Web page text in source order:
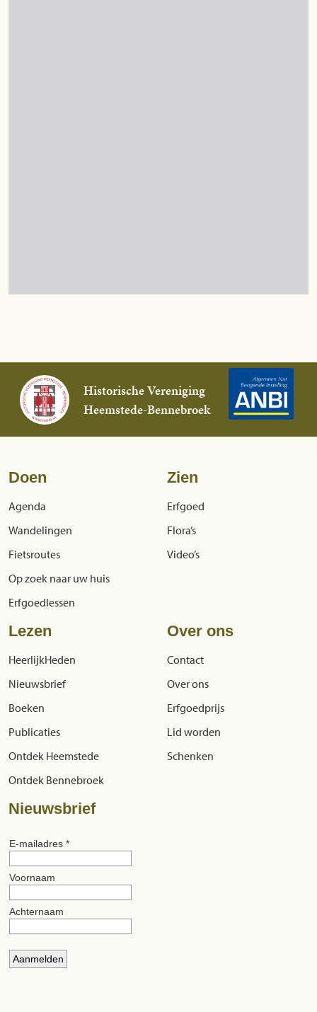
Historische Vereniging
Heemstede-Bennebroek
Doen
Agenda
Wandelingen
Fietsroutes
Op zoek naar uw huis
Erfgoedlessen
Zien
Erfgoed
Flora’s
Video’s
Lezen
HeerlijkHeden
Nieuwsbrief
Boeken
Publicaties
Ontdek Heemstede
Ontdek Bennebroek
Over ons
Contact
Over ons
Erfgoedprijs
Lid worden
Schenken
Nieuwsbrief